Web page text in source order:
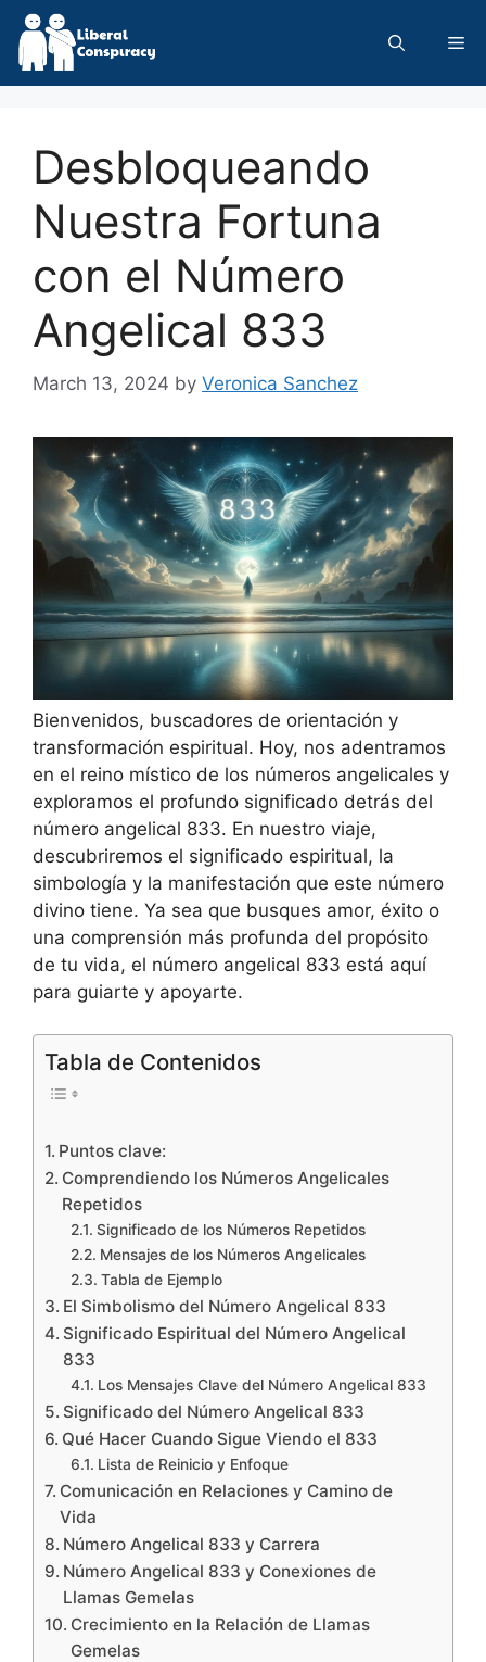
Skip
content
Desbloqueando
Nuestra Fortuna
con el Número
Angelical 833
March 13, 2024 by Veronica Sanchez
Bienvenidos, buscadores de orientación y
transformación espiritual. Hoy, nos adentramos
en el reino místico de los números angelicales y
exploramos el profundo significado detrás del
número angelical 833. En nuestro viaje,
descubriremos el significado espiritual, la
simbología y la manifestación que este número
divino tiene. Ya sea que busques amor, éxito o
una comprensión más profunda del propósito
de tu vida, el número angelical 833 está aquí
para guiarte y apoyarte.
Tabla de Contenidos
Puntos clave:
Comprendiendo los Números Angelicales
Repetidos
Significado de los Números Repetidos
Mensajes de los Números Angelicales
Tabla de Ejemplo
El Simbolismo del Número Angelical 833
Significado Espiritual del Número Angelical
833
Los Mensajes Clave del Número Angelical 833
Significado del Número Angelical 833
Qué Hacer Cuando Sigue Viendo el 833
Lista de Reinicio y Enfoque
Comunicación en Relaciones y Camino de
Vida
Número Angelical 833 y Carrera
Número Angelical 833 y Conexiones de
Llamas Gemelas
Crecimiento en la Relación de Llamas
Gemelas